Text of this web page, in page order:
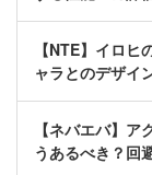
【NTE】イロ
ャラとのデザイ
【ネバエバ】
うあるべき？回